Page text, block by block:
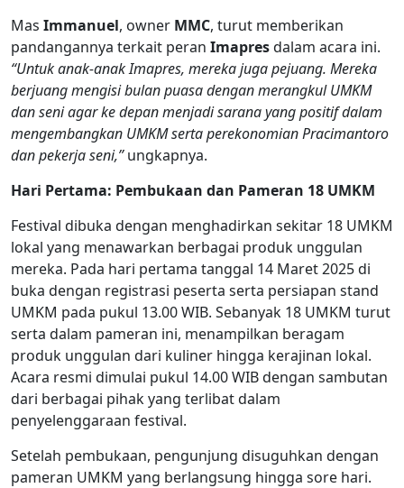
Mas Immanuel, owner MMC, turut memberikan
pandangannya terkait peran Imapresdalam acara ini.
“Untuk anak-anak Imapres, mereka juga pejuang. Mereka
berjuang mengisi bulan puasa dengan merangkul UMKM
dan seni agar ke depan menjadi sarana yang positif dalam
mengembangkan UMKM serta perekonomian Pracimantoro
dan pekerja seni,”ungkapnya.
Hari Pertama: Pembukaan dan Pameran 18 UMKM
Festival dibuka dengan menghadirkan sekitar 18 UMKM
lokal yang menawarkan berbagai produk unggulan
mereka. Pada hari pertama tanggal 14 Maret 2025 di
buka dengan registrasi peserta serta persiapan stand
UMKM pada pukul 13.00 WIB. Sebanyak 18 UMKM turut
serta dalam pameran ini, menampilkan beragam
produk unggulan dari kuliner hingga kerajinan lokal.
Acara resmi dimulai pukul 14.00 WIB dengan sambutan
dari berbagai pihak yang terlibat dalam
penyelenggaraan festival.
Setelah pembukaan, pengunjung disuguhkan dengan
pameran UMKM yang berlangsung hingga sore hari.